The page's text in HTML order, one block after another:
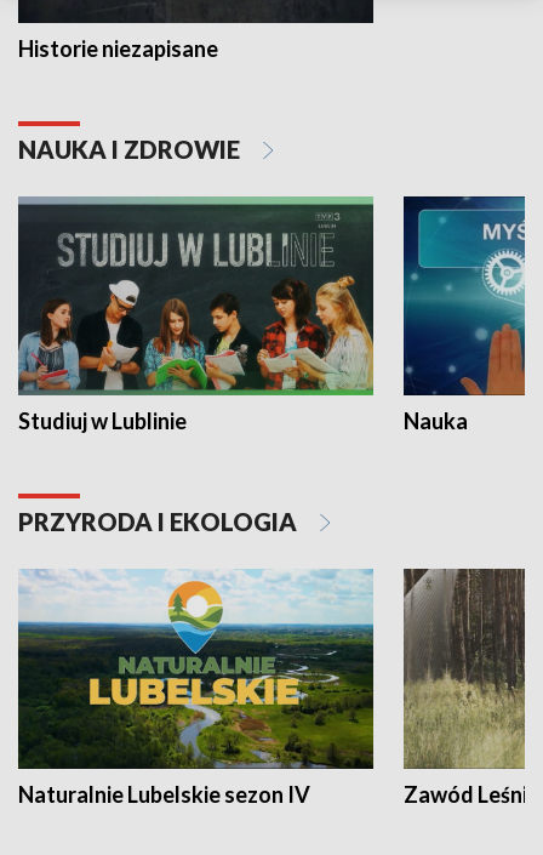
Historie niezapisane
NAUKA I ZDROWIE
Studiuj w Lublinie Nauka
PRZYRODA I EKOLOGIA
Naturalnie Lubelskie sezon IV Zawód Leśnik